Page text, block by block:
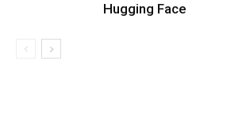
Hugging Face